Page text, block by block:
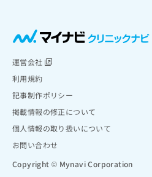
運営会社
利用規約
記事制作ポリシー
掲載情報の修正について
個人情報の取り扱いについて
お問い合わせ
Copyright © Mynavi Corporation